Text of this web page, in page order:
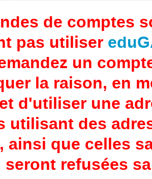
de comptes
pas utiliser
un
la raison, en
d'utiliser une
utilisant des
ainsi que celles
seront refusées